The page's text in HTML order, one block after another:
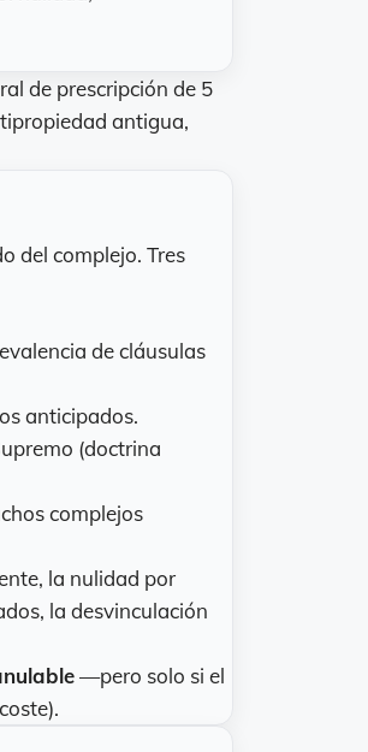
de prescripción de 5
antigua,
del complejo. Tres
de cláusulas
anticipados.
(doctrina
complejos
la nulidad por
la desvinculación
—pero solo si el